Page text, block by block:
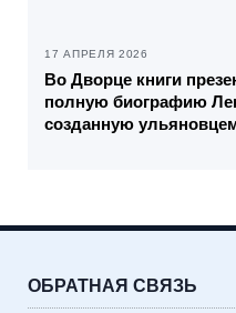
17 АПРЕЛЯ 2026
Во Дворце книги
полную биографию
созданную
ОБРАТНАЯ СВЯЗЬ